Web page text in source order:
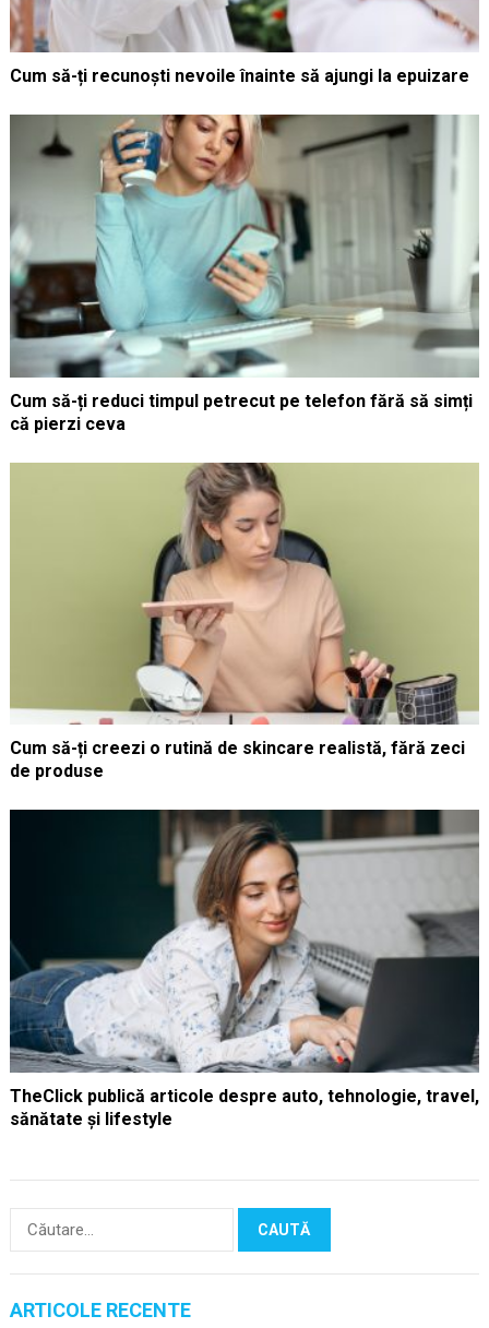
Cum să-ți recunoști nevoile înainte să ajungi la epuizare
Cum să-ți reduci timpul petrecut pe telefon fără să simți
că pierzi ceva
Cum să-ți creezi o rutină de skincare realistă, fără zeci
de produse
TheClick publică articole despre auto, tehnologie, travel,
sănătate și lifestyle
Caută
ARTICOLE RECENTE